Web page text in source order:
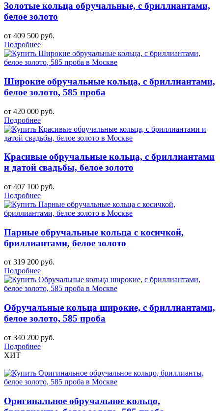
Золотые кольца обручальные, с бриллиантами,
белое золото
от 409 500 руб.
Подробнее
Широкие обручальные кольца, с бриллиантами,
белое золото, 585 проба
от 420 000 руб.
Подробнее
Красивые обручальные кольца, с бриллиантами
и датой свадьбы, белое золото
от 407 100 руб.
Подробнее
Парные обручальные кольца с косичкой,
бриллиантами, белое золото
от 319 200 руб.
Подробнее
Обручальные кольца широкие, с бриллиантами,
белое золото, 585 проба
от 340 200 руб.
Подробнее
ХИТ
Оригинальное обручальное кольцо,